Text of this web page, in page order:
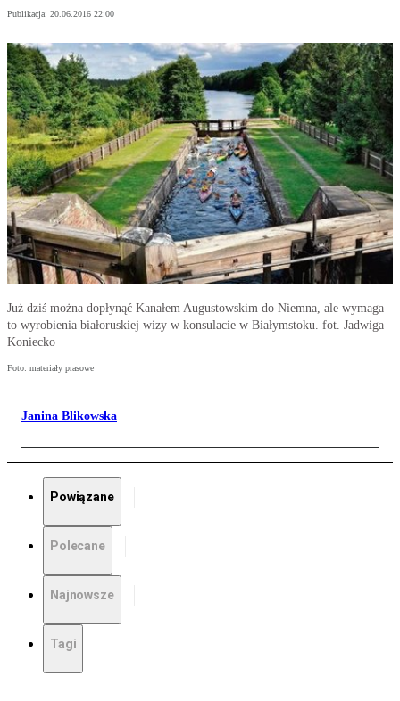
Publikacja: 20.06.2016 22:00
Już dziś można dopłynąć Kanałem Augustowskim do Niemna, ale wymaga
to wyrobienia białoruskiej wizy w konsulacie w Białymstoku. fot. Jadwiga
Koniecko
Foto: materiały prasowe
Janina Blikowska
Powiązane
Polecane
Najnowsze
Tagi